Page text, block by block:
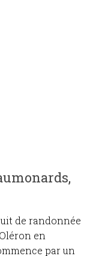
de randonnée
en
par un